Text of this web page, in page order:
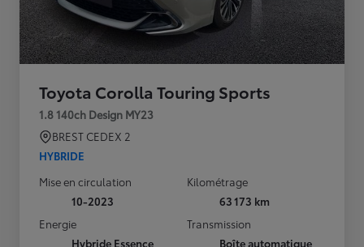
Toyota Corolla Touring Sports
1.8 140ch Design MY23
BREST CEDEX 2
HYBRIDE
Mise en circulation
10-2023
Kilométrage
63 173 km
Energie
Hybride Essence
Transmission
Boîte automatique